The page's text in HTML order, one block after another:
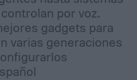
por voz.
gadgets para
varias generaciones